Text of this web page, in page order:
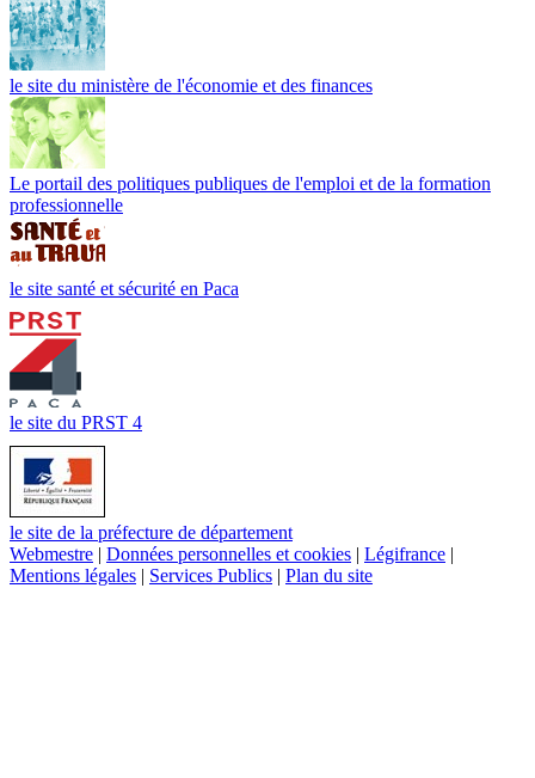
le site du ministère de l'économie et des finances
Le portail des politiques publiques de l'emploi et de la formation
professionnelle
le site santé et sécurité en Paca
le site du PRST 4
le site de la préfecture de département
Webmestre | Données personnelles et cookies | Légifrance |
Mentions légales | Services Publics | Plan du site